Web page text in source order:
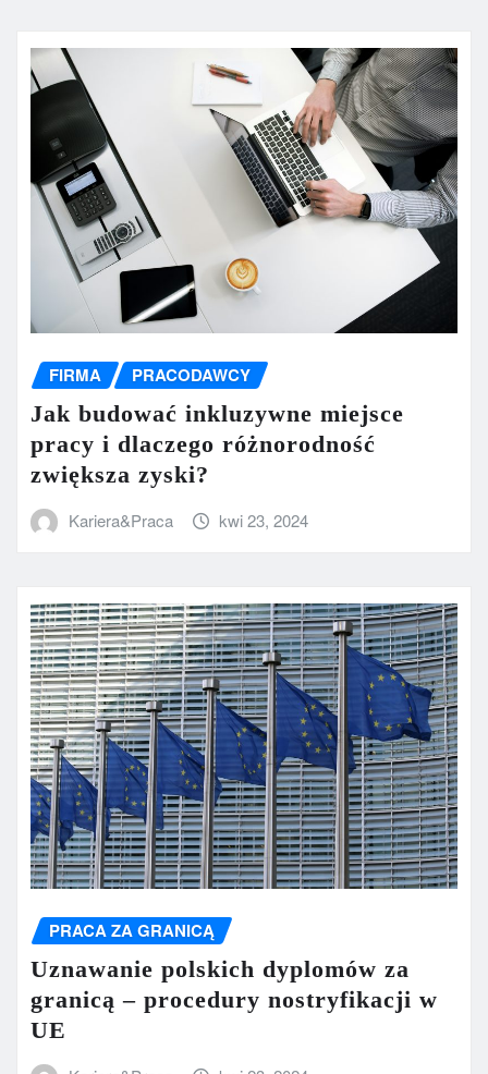
FIRMA PRACODAWCY
Jak budować inkluzywne miejsce
pracy i dlaczego różnorodność
zwiększa zyski?
Kariera&Praca kwi 23, 2024
PRACA ZA GRANICĄ
Uznawanie polskich dyplomów za
granicą – procedury nostryfikacji w
UE